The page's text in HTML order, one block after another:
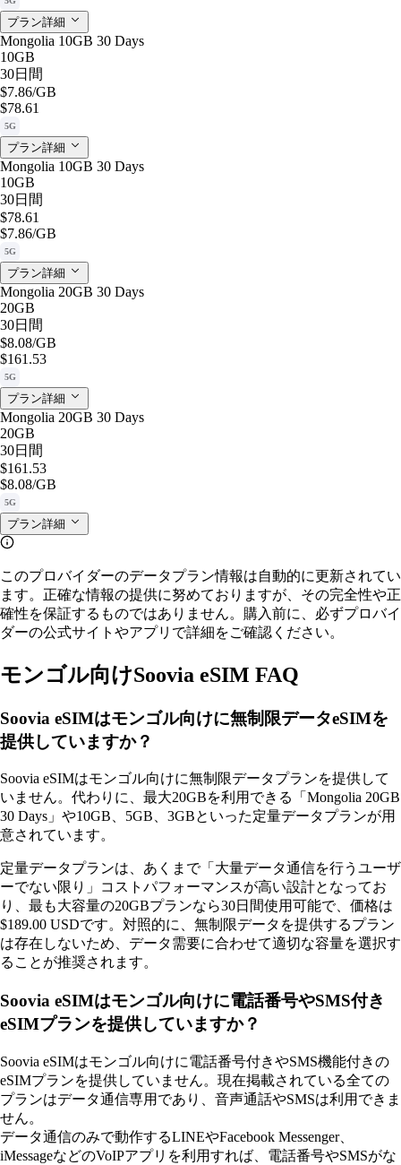
プラン詳細
Mongolia 10GB 30 Days
10GB
30日間
$7.86/GB
$78.61
5G
プラン詳細
Mongolia 10GB 30 Days
10GB
30日間
$78.61
$7.86/GB
5G
プラン詳細
Mongolia 20GB 30 Days
20GB
30日間
$8.08/GB
$161.53
5G
プラン詳細
Mongolia 20GB 30 Days
20GB
30日間
$161.53
$8.08/GB
5G
プラン詳細
このプロバイダーのデータプラン情報は自動的に更新されてい
ます。正確な情報の提供に努めておりますが、その完全性や正
確性を保証するものではありません。購入前に、必ずプロバイ
ダーの公式サイトやアプリで詳細をご確認ください。
モンゴル向けSoovia eSIM FAQ
Soovia eSIMはモンゴル向けに無制限データeSIMを
提供していますか？
Soovia eSIMはモンゴル向けに無制限データプランを提供して
いません。代わりに、最大20GBを利用できる「Mongolia 20GB
30 Days」や10GB、5GB、3GBといった定量データプランが用
意されています。
定量データプランは、あくまで「大量データ通信を行うユーザ
ーでない限り」コストパフォーマンスが高い設計となってお
り、最も大容量の20GBプランなら30日間使用可能で、価格は
$189.00 USDです。対照的に、無制限データを提供するプラン
は存在しないため、データ需要に合わせて適切な容量を選択す
ることが推奨されます。
Soovia eSIMはモンゴル向けに電話番号やSMS付き
eSIMプランを提供していますか？
Soovia eSIMはモンゴル向けに電話番号付きやSMS機能付きの
eSIMプランを提供していません。現在掲載されている全ての
プランはデータ通信専用であり、音声通話やSMSは利用できま
せん。
データ通信のみで動作するLINEやFacebook Messenger、
iMessageなどのVoIPアプリを利用すれば、電話番号やSMSがな